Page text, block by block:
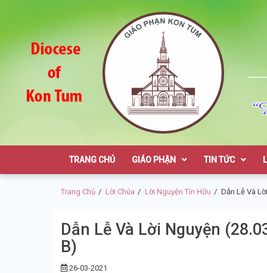
Giáo Phận
TRANG CHỦ GIÁO PHẬN TIN TỨC
Trang Chủ Lời Chúa Lời Nguyện Tín Hữu Dẫn Lễ Và
Dẫn Lễ Và Lời Nguyện
B)
26-03-2021